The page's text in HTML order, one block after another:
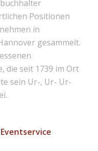
Positionen
in
gesammelt.
die seit 1739 im Ort
sein Ur-, Ur- Ur-